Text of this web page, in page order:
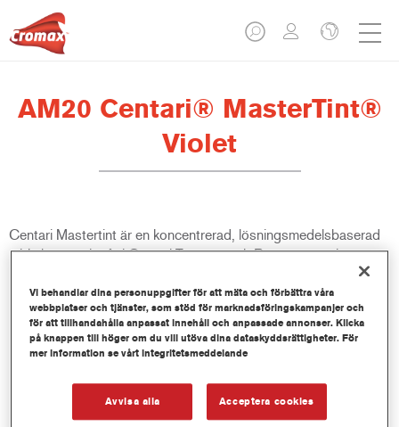
AM20 Centari® MasterTint®
Violet
Centari Mastertint är en koncentrerad, lösningsmedelsbaserad
mixkulör som ingår i Centari Topcoat och Basecoat-serierna.
Produktfunktioner
Kortare förberedelsetider.
Enklare kulörspecifikation.
Snabb lagerkontroll.
Sparar lagerutrymme.
Based on proven Cromax concentrated tints technology.
Vi behandlar dina personuppgifter för att mäta och förbättra våra
webbplatser och tjänster, som stöd för marknadsföringskampanjer och
för att tillhandahålla anpassat innehåll och anpassade annonser. Klicka
på knappen till höger om du vill utöva dina dataskyddsrättigheter. För
mer information se vårt integritetsmeddelande
Avvisa alla Acceptera cookies